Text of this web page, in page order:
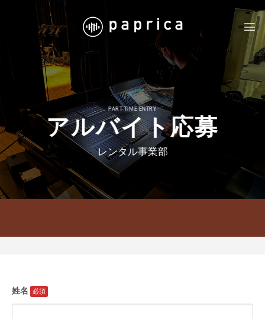
PART-TIME ENTRY
アルバイト応募
レンタル事業部
姓名